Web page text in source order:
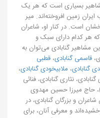
بسیاری است که هر یک
زمین افروخته‌اند. میر
است. در کنار او، شاعران
که هر کدام دارای سبک و
مشاهیر گنابادی می‌توان به
قاسمی گنابادی، قطبی
گنابادی، ملابیخودی گنابادی،
نثاری گنابادی، فنائی
حاج میرزا حسین مهدوی
و بزرگان گنابادی، در
و معرفی آنان، برای